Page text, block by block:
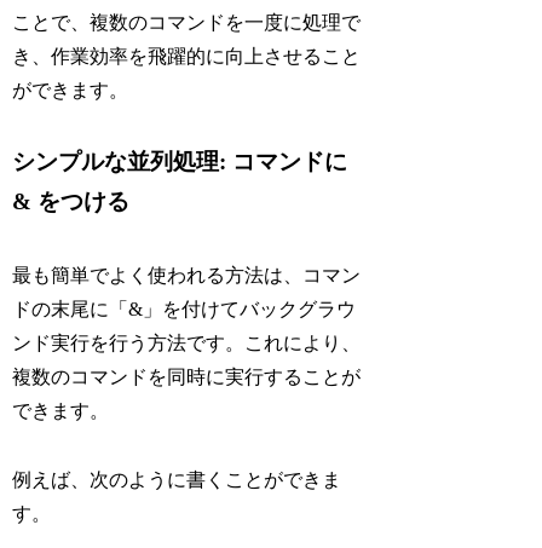
ことで、複数のコマンドを一度に処理で
き、作業効率を飛躍的に向上させること
ができます。
シンプルな並列処理: コマンドに
& をつける
最も簡単でよく使われる方法は、コマン
ドの末尾に「&」を付けてバックグラウ
ンド実行を行う方法です。これにより、
複数のコマンドを同時に実行することが
できます。
例えば、次のように書くことができま
す。